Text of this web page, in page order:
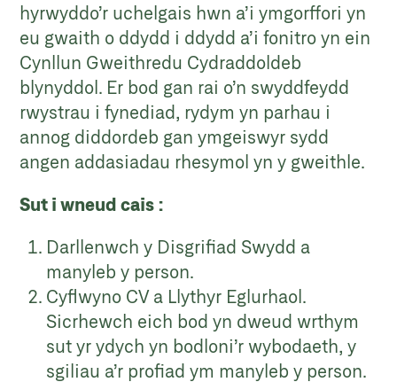
hyrwyddo’r uchelgais hwn a’i ymgorffori yn
eu gwaith o ddydd i ddydd a’i fonitro yn ein
Cynllun Gweithredu Cydraddoldeb
blynyddol. Er bod gan rai o’n swyddfeydd
rwystrau i fynediad, rydym yn parhau i
annog diddordeb gan ymgeiswyr sydd
angen addasiadau rhesymol yn y gweithle.
Sut i wneud cais :
Darllenwch y Disgrifiad Swydd a
manyleb y person.
Cyflwyno CV a Llythyr Eglurhaol.
Sicrhewch eich bod yn dweud wrthym
sut yr ydych yn bodloni’r wybodaeth, y
sgiliau a’r profiad ym manyleb y person.